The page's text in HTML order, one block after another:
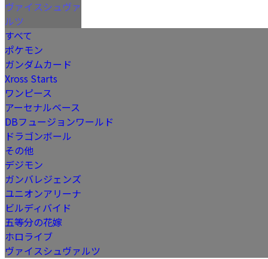
ヴァイスシュヴァ
ルツ
すべて
ポケモン
ガンダムカード
Xross Starts
ワンピース
アーセナルベース
DBフュージョンワールド
ドラゴンボール
その他
デジモン
ガンバレジェンズ
ユニオンアリーナ
ビルディバイド
五等分の花嫁
ホロライブ
ヴァイスシュヴァルツ